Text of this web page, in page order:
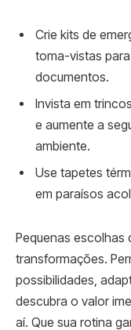
Crie kits de
toma-vistas
documentos.
Invista em
e aumente a
ambiente.
Use tapetes
em paraísos
Pequenas escolhas
transformações.
possibilidades,
descubra o valor
aí. Que sua rotina